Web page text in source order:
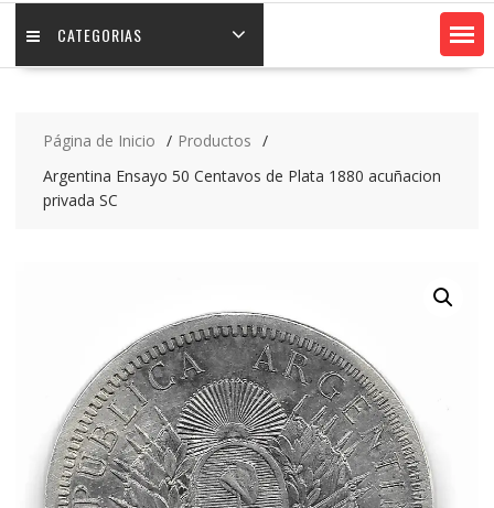
CATEGORIAS
Página de Inicio
Productos
Argentina Ensayo 50 Centavos de Plata 1880 acuñacion
privada SC